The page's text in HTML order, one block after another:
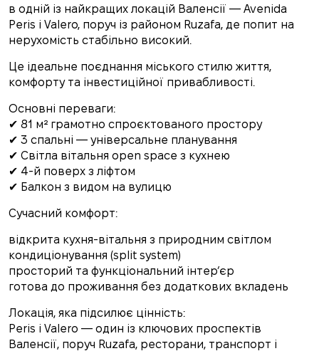
в одній із найкращих локацій Валенсії — Avenida
Peris i Valero, поруч із районом Ruzafa, де попит на
нерухомість стабільно високий.
Це ідеальне поєднання міського стилю життя,
комфорту та інвестиційної привабливості.
Основні переваги:
✔ 81 м² грамотно спроєктованого простору
✔ 3 спальні — універсальне планування
✔ Світла вітальня open space з кухнею
✔ 4-й поверх з ліфтом
✔ Балкон з видом на вулицю
Сучасний комфорт:
відкрита кухня-вітальня з природним світлом
кондиціонування (split system)
просторий та функціональний інтер’єр
готова до проживання без додаткових вкладень
Локація, яка підсилює цінність:
Peris i Valero — один із ключових проспектів
Валенсії, поруч Ruzafa, ресторани, транспорт і